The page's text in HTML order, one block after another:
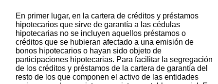
En primer lugar, en la cartera de créditos y préstamos
hipotecarios que sirve de garantía a las cédulas
hipotecarias no se incluyen aquellos préstamos o
créditos que se hubieran afectado a una emisión de
bonos hipotecarios o hayan sido objeto de
participaciones hipotecarias. Para facilitar la segregación
de los créditos y préstamos de la cartera de garantía del
resto de los que componen el activo de las entidades